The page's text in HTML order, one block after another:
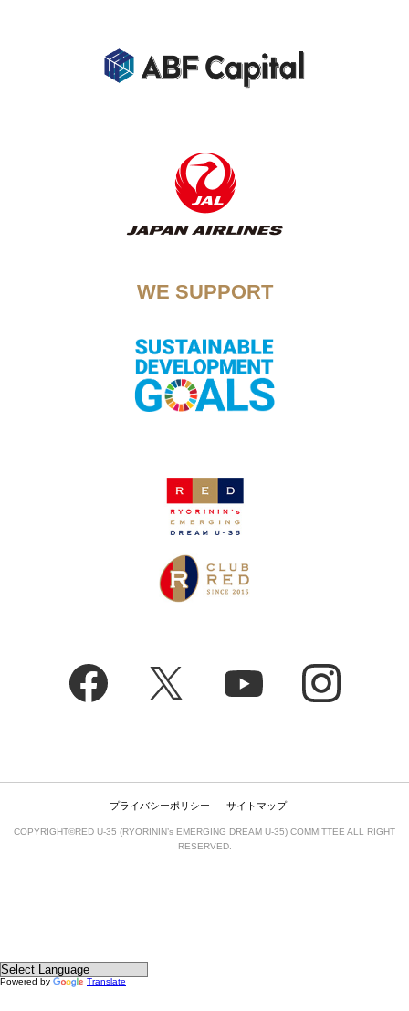
WE SUPPORT
プライバシーポリシー サイトマップ
COPYRIGHT©RED U-35 (RYORININ’s EMERGING DREAM U-35) COMMITTEE ALL RIGHT
RESERVED.
Powered by Translate